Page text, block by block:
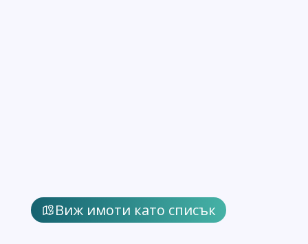
Виж имоти като списък